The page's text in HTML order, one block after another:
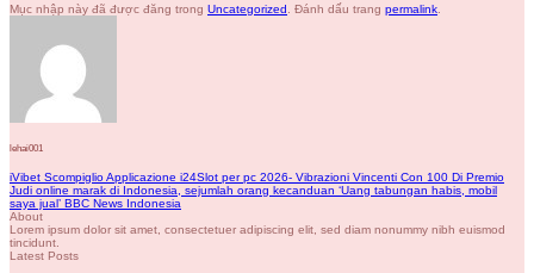
Mục nhập này đã được đăng trong Uncategorized . Đánh dấu trang permalink
lehai001
iVibet Scompiglio Applicazione i24Slot per pc 2026- Vibrazioni Vincenti Con 100 Di Premio
Judi online marak di Indonesia, sejumlah orang kecanduan ‘Uang tabungan habis, mobil
saya jual’ BBC News Indonesia
About
Lorem ipsum dolor sit amet, consectetuer adipiscing elit, sed diam nonummy nibh euismod
tincidunt.
Latest Posts